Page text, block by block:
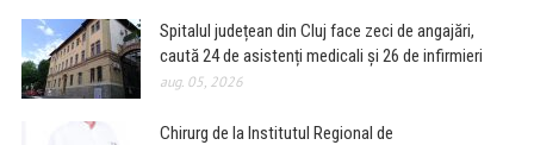
Spitalul județean din Cluj face zeci de angajări,
caută 24 de asistenți medicali și 26 de infirmieri
aug. 05, 2026
Chirurg de la Institutul Regional de